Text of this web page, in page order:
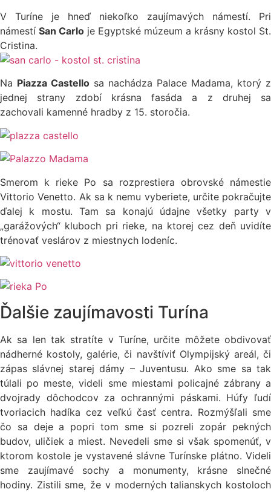
V Turíne je hneď niekoľko zaujímavých námestí. Pri
námestí San Carlo je Egyptské múzeum a krásny kostol St.
Cristina.
Na Piazza Castello sa nachádza Palace Madama, ktorý z
jednej strany zdobí krásna fasáda a z druhej sa
zachovali kamenné hradby z 15. storočia.
Smerom k rieke Po sa rozprestiera obrovské námestie
Vittorio Venetto. Ak sa k nemu vyberiete, určite pokračujte
ďalej k mostu. Tam sa konajú údajne všetky party v
„garážových“ kluboch pri rieke, na ktorej cez deň uvidíte
trénovať veslárov z miestnych lodeníc.
Ďalšie zaujímavosti Turína
Ak sa len tak stratíte v Turíne, určite môžete obdivovať
nádherné kostoly, galérie, či navštíviť Olympijský areál, či
zápas slávnej starej dámy – Juventusu. Ako sme sa tak
túlali po meste, videli sme miestami policajné zábrany a
dvojrady dôchodcov za ochrannými páskami. Húfy ľudí
tvoriacich hadíka cez veľkú časť centra. Rozmýšľali sme
čo sa deje a popri tom sme si pozreli zopár pekných
budov, uličiek a miest. Nevedeli sme si však spomenúť, v
ktorom kostole je vystavené slávne Turínske plátno. Videli
sme zaujímavé sochy a monumenty, krásne slnečné
hodiny. Zistili sme, že v moderných talianskych kostoloch